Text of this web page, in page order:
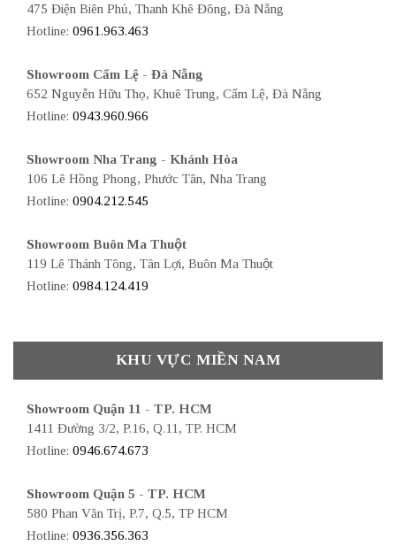
475 Điện Biên Phủ, Thanh Khê Đông, Đà Nẵng
Hotline: 0961.963.463
Showroom Cẩm Lệ - Đà Nẵng
652 Nguyễn Hữu Thọ, Khuê Trung, Cẩm Lệ, Đà Nẵng
Hotline: 0943.960.966
Showroom Nha Trang - Khánh Hòa
106 Lê Hồng Phong, Phước Tân, Nha Trang
Hotline: 0904.212.545
Showroom Buôn Ma Thuột
119 Lê Thánh Tông, Tân Lợi, Buôn Ma Thuột
Hotline: 0984.124.419
KHU VỰC MIỀN NAM
Showroom Quận 11 - TP. HCM
1411 Đường 3/2, P.16, Q.11, TP. HCM
Hotline: 0946.674.673
Showroom Quận 5 - TP. HCM
580 Phan Văn Trị, P.7, Q.5, TP HCM
Hotline: 0936.356.363